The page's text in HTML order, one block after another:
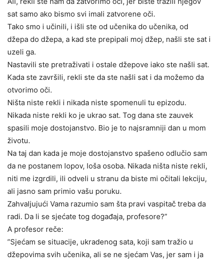
sat samo ako bismo svi imali zatvorene oči.
Tako smo i učinili, i išli ste od učenika do učenika, od
džepa do džepa, a kad ste prepipali moj džep, našli ste sat i
uzeli ga.
Nastavili ste pretraživati i ostale džepove iako ste našli sat.
Kada ste završili, rekli ste da ste našli sat i da možemo da
otvorimo oči.
Ništa niste rekli i nikada niste spomenuli tu epizodu.
Nikada niste rekli ko je ukrao sat. Tog dana ste zauvek
spasili moje dostojanstvo. Bio je to najsramniji dan u mom
životu.
Na taj dan kada je moje dostojanstvo spašeno odlučio sam
da ne postanem lopov, loša osoba. Nikada ništa niste rekli,
niti me izgrdili, ili odveli u stranu da biste mi očitali lekciju,
ali jasno sam primio vašu poruku.
Zahvaljujući Vama razumio sam šta pravi vaspitač treba da
radi. Da li se sjećate tog događaja, profesore?”
A profesor reče:
“Sjećam se situacije, ukradenog sata, koji sam tražio u
džepovima svih učenika, ali se ne sjećam Vas, jer sam i ja